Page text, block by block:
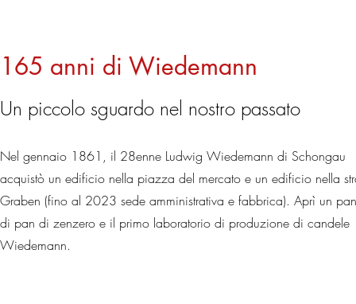
165 anni di Wiedemann
Un piccolo sguardo nel nostro passato
Nel gennaio 1861, il 28enne Ludwig Wiedemann di Schongau
acquistò un edificio nella piazza del mercato e un edificio nella
Graben (fino al 2023 sede amministrativa e fabbrica). Aprì un
di pan di zenzero e il primo laboratorio di produzione di candele
Wiedemann.